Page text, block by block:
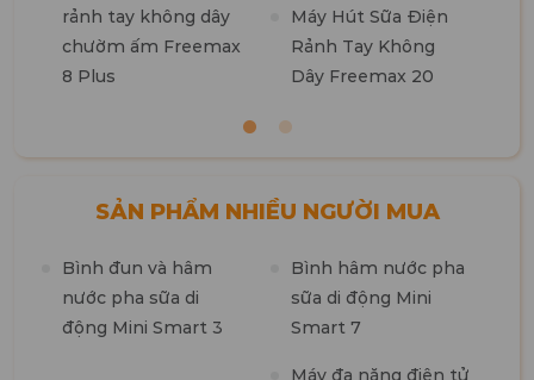
rảnh tay không dây
chườm ấm Freemax
8 Plus
Máy Hút Sữa Điện
Rảnh Tay Không
Dây Freemax 20
SẢN PHẨM NHIỀU NGƯỜI MUA
Bình đun và hâm
nước pha sữa di
động Mini Smart 3
Bình hâm nước pha
sữa di động Mini
Smart 7
Máy đa năng điện tử